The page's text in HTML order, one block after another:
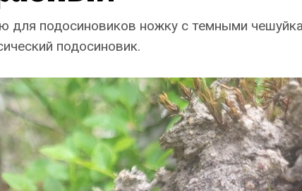
для подосиновиков ножку с темными
подосиновик.